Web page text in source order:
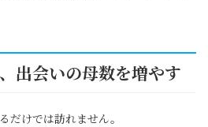
出会いの母数を増やす
だけでは訪れません。